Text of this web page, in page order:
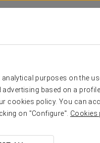
purposes on the
advertising based on a
cookies policy. You can
on "Configure". Cookies